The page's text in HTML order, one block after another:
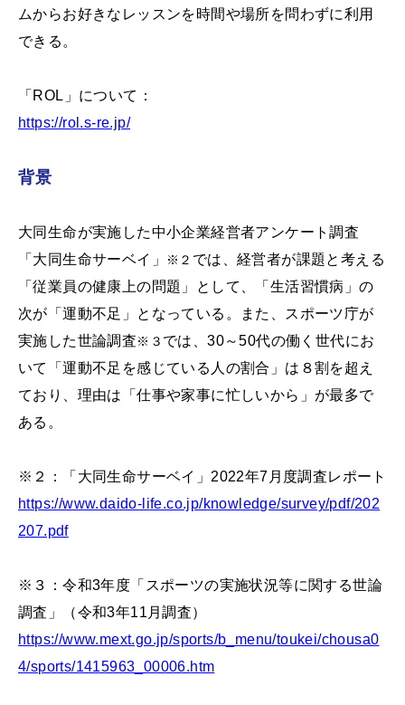
ムからお好きなレッスンを時間や場所を問わずに利用
できる。
「ROL」について：
https://rol.s-re.jp/
背景
大同生命が実施した中小企業経営者アンケート調査
「大同生命サーベイ」
※２ では、経営者が課題と考える
「従業員の健康上の問題」として、「生活習慣病」の
次が「運動不足」となっている。また、スポーツ庁が
実施した世論調査※３ では、30～50代の働く世代にお
いて「運動不足を感じている人の割合」は８割を超え
ており、理由は「仕事や家事に忙しいから」が最多で
ある。
※２：「大同生命サーベイ」2022年7月度調査レポート
https://www.daido-life.co.jp/knowledge/survey/pdf/202
207.pdf
※３：令和3年度「スポーツの実施状況等に関する世論
調査」（令和3年11月調査）
https://www.mext.go.jp/sports/b_menu/toukei/chousa0
4/sports/1415963_00006.htm